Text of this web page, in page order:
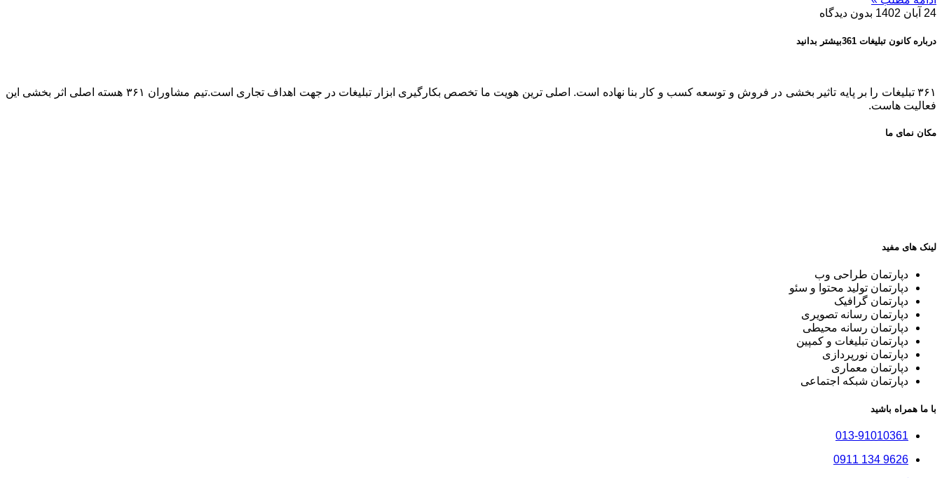
24 آبان 1402
بدون دیدگاه
درباره کانون تبلیغات 361بیشتر بدانید
۳۶۱ تبلیغات را بر پایه تاثیر بخشی در فروش و توسعه کسب و کار بنا نهاده است. اصلی ترین هویت ما تخصص بکارگیری ابزار تبلیغات در جهت اهداف تجاری است.تیم مشاوران ۳۶۱ هسته اصلی اثر بخشی این
فعالیت هاست.
مکان نمای ما
لینک های مفید
دپارتمان طراحی وب
دپارتمان تولید محتوا و سئو
دپارتمان گرافیک
دپارتمان رسانه تصویری
دپارتمان رسانه محیطی
دپارتمان تبلیغات و کمپین
دپارتمان نورپردازی
دپارتمان معماری
دپارتمان شبکه اجتماعی
با ما همراه باشید
013-91010361
9626 134 0911